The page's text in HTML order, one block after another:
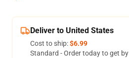
Deliver to United States
Cost to ship:$6.99
Standard - Order today to get by